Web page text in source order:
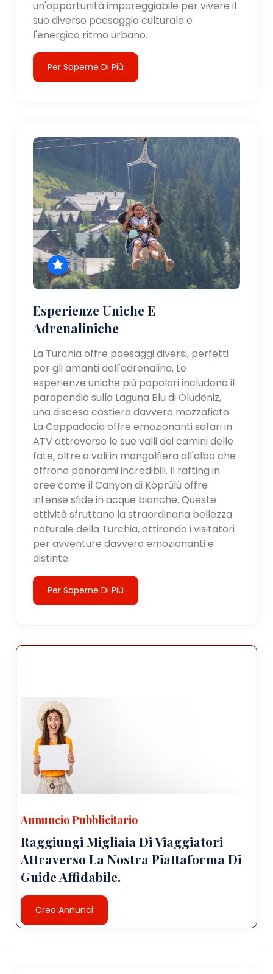
un'opportunità impareggiabile per vivere il
suo diverso paesaggio culturale e
l'energico ritmo urbano.
Per Saperne Di Più
Esperienze Uniche E
Adrenaliniche
La Turchia offre paesaggi diversi, perfetti
per gli amanti dell'adrenalina. Le
esperienze uniche più popolari includono il
parapendio sulla Laguna Blu di Ölüdeniz,
una discesa costiera davvero mozzafiato.
La Cappadocia offre emozionanti safari in
ATV attraverso le sue valli dei camini delle
fate, oltre a voli in mongolfiera all'alba che
offrono panorami incredibili. Il rafting in
aree come il Canyon di Köprülü offre
intense sfide in acque bianche. Queste
attività sfruttano la straordinaria bellezza
naturale della Turchia, attirando i visitatori
per avventure davvero emozionanti e
distinte.
Per Saperne Di Più
Annuncio Pubblicitario
Raggiungi Migliaia Di Viaggiatori
Attraverso La Nostra Piattaforma Di
Guide Affidabile.
Crea Annunci